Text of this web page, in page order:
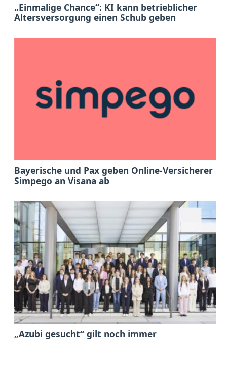
„Einmalige Chance“: KI kann betrieblicher
Altersversorgung einen Schub geben
Bayerische und Pax geben Online-Versicherer
Simpego an Visana ab
„Azubi gesucht“ gilt noch immer